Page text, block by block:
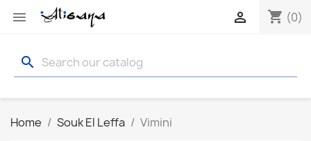
 shopping_cart (0)

search
Home Souk El Leffa Vimini